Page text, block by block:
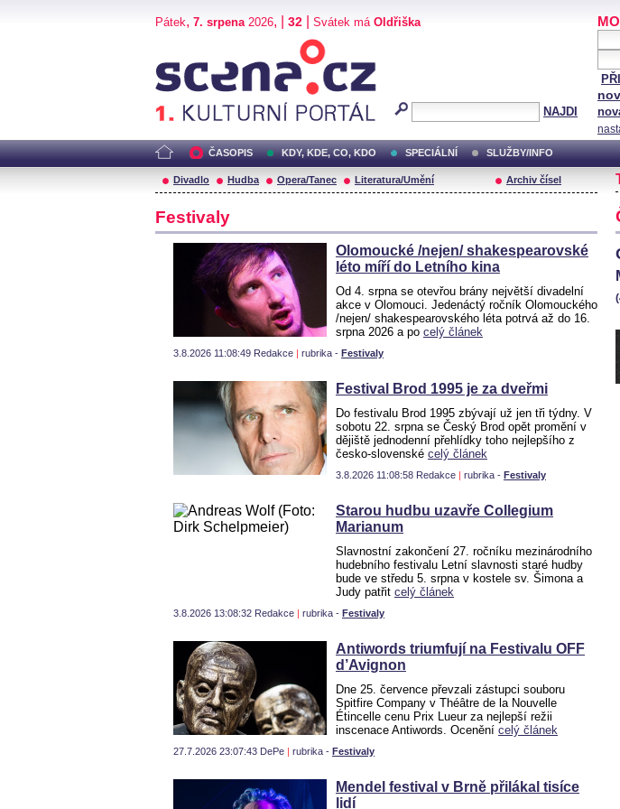
Pátek, 7. srpena2026, | 32 Svátek má Oldřiška
NAJDI
ČASOPIS KDY, KDE, CO, KDO SPECIÁLNÍ SLUŽBY/INFO
Divadlo Hudba Opera/Tanec Literatura/Umění Archiv čísel
Festivaly
Olomoucké /nejen/ shakespearovské
léto míří do Letního kina
Od 4. srpna se otevřou brány největší divadelní
akce v Olomouci. Jedenáctý ročník Olomouckého
/nejen/ shakespearovského léta potrvá až do 16.
srpna 2026 a po celý článek
3.8.2026 11:08:49 Redakce | rubrika - Festivaly
Festival Brod 1995 je za dveřmi
Do festivalu Brod 1995 zbývají už jen tři týdny. V
sobotu 22. srpna se Český Brod opět promění v
dějiště jednodenní přehlídky toho nejlepšího z
česko-slovenské celý článek
3.8.2026 11:08:58 Redakce | rubrika - Festivaly
Starou hudbu uzavře Collegium
Marianum
Slavnostní zakončení 27. ročníku mezinárodního
hudebního festivalu Letní slavnosti staré hudby
bude ve středu 5. srpna v kostele sv. Šimona a
Judy patřit celý článek
3.8.2026 13:08:32 Redakce | rubrika - Festivaly
Antiwords triumfují na Festivalu OFF
d’Avignon
Dne 25. července převzali zástupci souboru
Spitfire Company v Théâtre de la Nouvelle
Étincelle cenu Prix Lueur za nejlepší režii
inscenace Antiwords. Ocenění celý článek
27.7.2026 23:07:43 DePe | rubrika - Festivaly
Mendel festival v Brně přilákal tisíce
lidí